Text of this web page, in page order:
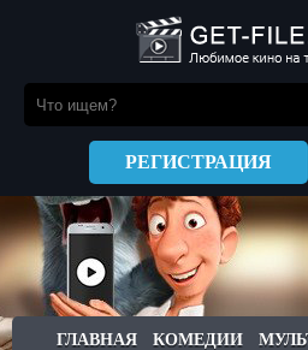
РЕГИСТРАЦИЯ
ГЛАВНАЯ КОМЕДИИ